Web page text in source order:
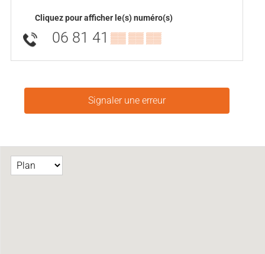
Cliquez pour afficher le(s) numéro(s)
06 81 41 ▒▒ ▒▒ ▒▒
Signaler une erreur